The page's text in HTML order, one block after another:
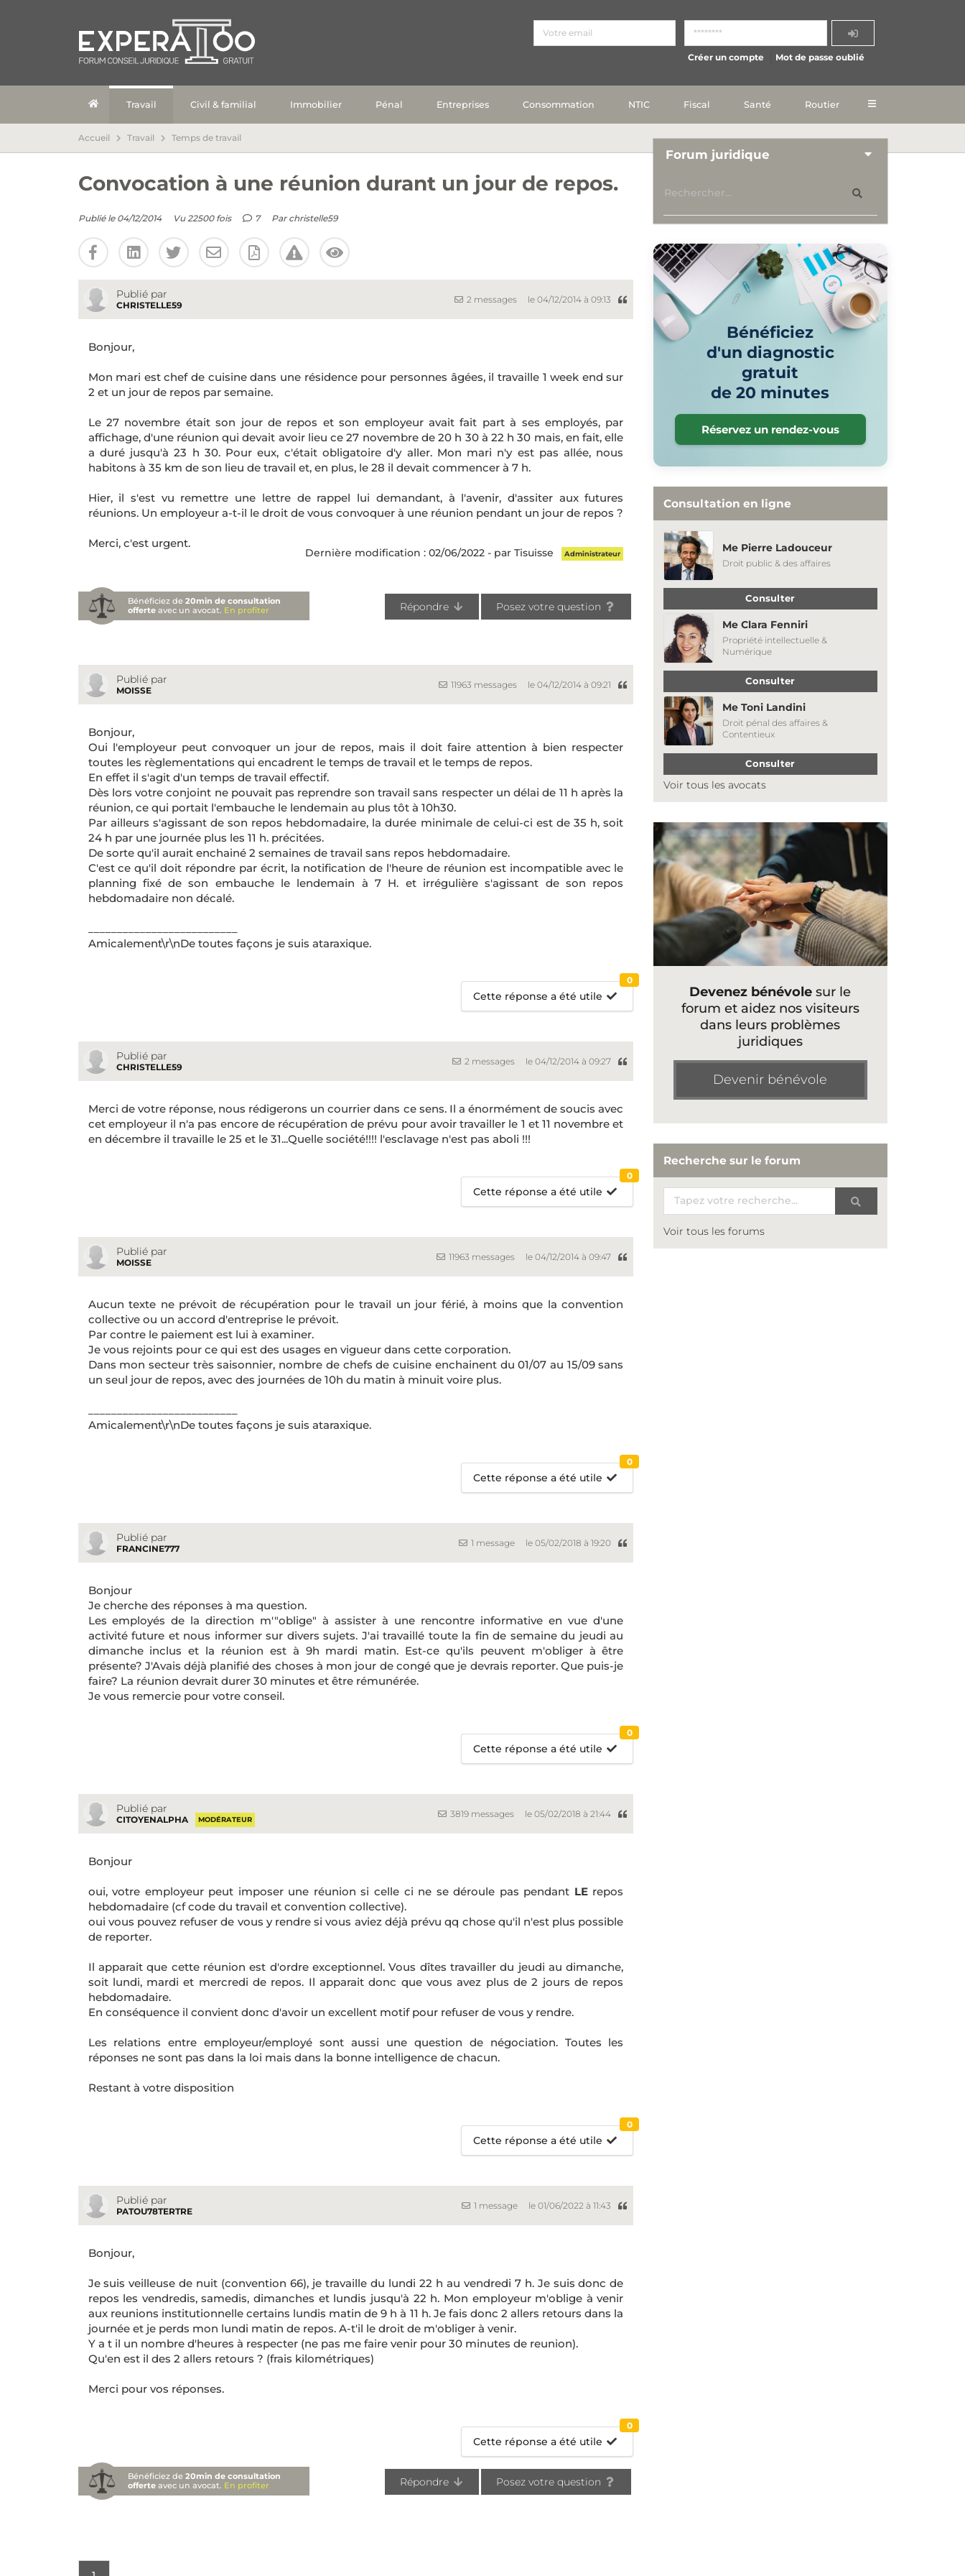
Créer un compte Mot de passe oublié
Travail Civil & familial Immobilier Pénal Entreprises Consommation NTIC Fiscal Santé Routier
Accueil Travail Temps de travail
Convocation à une réunion durant un jour de repos.
Publié le 04/12/2014 Vu 22500 fois 7 Par christelle59
Publié par
CHRISTELLE59
2 messages le 04/12/2014 à 09:13
Bonjour,
Mon mari est chef de cuisine dans une résidence pour personnes âgées, il travaille 1 week end sur
2 et un jour de repos par semaine.
Le 27 novembre était son jour de repos et son employeur avait fait part à ses employés, par
affichage, d'une réunion qui devait avoir lieu ce 27 novembre de 20 h 30 à 22 h 30 mais, en fait, elle
a duré jusqu'à 23 h 30. Pour eux, c'était obligatoire d'y aller. Mon mari n'y est pas allée, nous
habitons à 35 km de son lieu de travail et, en plus, le 28 il devait commencer à 7 h.
Hier, il s'est vu remettre une lettre de rappel lui demandant, à l'avenir, d'assiter aux futures
réunions. Un employeur a-t-il le droit de vous convoquer à une réunion pendant un jour de repos ?
Merci, c'est urgent.
Dernière modification : 02/06/2022 - par Tisuisse Administrateur
Bénéficiez de20min de consultation
offerte avec un avocat. En profiter Répondre Posez votre question
Publié par
MOISSE
11963 messages le 04/12/2014 à 09:21
Bonjour,
Oui l'employeur peut convoquer un jour de repos, mais il doit faire attention à bien respecter
toutes les règlementations qui encadrent le temps de travail et le temps de repos.
En effet il s'agit d'un temps de travail effectif.
Dès lors votre conjoint ne pouvait pas reprendre son travail sans respecter un délai de 11 h après la
réunion, ce qui portait l'embauche le lendemain au plus tôt à 10h30.
Par ailleurs s'agissant de son repos hebdomadaire, la durée minimale de celui-ci est de 35 h, soit
24 h par une journée plus les 11 h. précitées.
De sorte qu'il aurait enchainé 2 semaines de travail sans repos hebdomadaire.
C'est ce qu'il doit répondre par écrit, la notification de l'heure de réunion est incompatible avec le
planning fixé de son embauche le lendemain à 7 H. et irrégulière s'agissant de son repos
hebdomadaire non décalé.
Amicalement\r\nDe toutes façons je suis ataraxique.
Cette réponse a été utile
0
Publié par
CHRISTELLE59
2 messages le 04/12/2014 à 09:27
Merci de votre réponse, nous rédigerons un courrier dans ce sens. Il a énormément de soucis avec
cet employeur il n'a pas encore de récupération de prévu pour avoir travailler le 1 et 11 novembre et
en décembre il travaille le 25 et le 31...Quelle société!!!! l'esclavage n'est pas aboli !!!
Cette réponse a été utile
0
Publié par
MOISSE
11963 messages le 04/12/2014 à 09:47
Aucun texte ne prévoit de récupération pour le travail un jour férié, à moins que la convention
collective ou un accord d'entreprise le prévoit.
Par contre le paiement est lui à examiner.
Je vous rejoints pour ce qui est des usages en vigueur dans cette corporation.
Dans mon secteur très saisonnier, nombre de chefs de cuisine enchainent du 01/07 au 15/09 sans
un seul jour de repos, avec des journées de 10h du matin à minuit voire plus.
Amicalement\r\nDe toutes façons je suis ataraxique.
Cette réponse a été utile
0
Publié par
FRANCINE777
1 message le 05/02/2018 à 19:20
Bonjour
Je cherche des réponses à ma question.
Les employés de la direction m'"oblige" à assister à une rencontre informative en vue d'une
activité future et nous informer sur divers sujets. J'ai travaillé toute la fin de semaine du jeudi au
dimanche inclus et la réunion est à 9h mardi matin. Est-ce qu'ils peuvent m'obliger à être
présente? J'Avais déjà planifié des choses à mon jour de congé que je devrais reporter. Que puis-je
faire? La réunion devrait durer 30 minutes et être rémunérée.
Je vous remercie pour votre conseil.
Cette réponse a été utile
0
Publié par
CITOYENALPHA MODÉRATEUR
3819 messages le 05/02/2018 à 21:44
Bonjour
oui, votre employeur peut imposer une réunion si celle ci ne se déroule pas pendant LErepos
hebdomadaire (cf code du travail et convention collective).
oui vous pouvez refuser de vous y rendre si vous aviez déjà prévu qq chose qu'il n'est plus possible
de reporter.
Il apparait que cette réunion est d'ordre exceptionnel. Vous dîtes travailler du jeudi au dimanche,
soit lundi, mardi et mercredi de repos. Il apparait donc que vous avez plus de 2 jours de repos
hebdomadaire.
En conséquence il convient donc d'avoir un excellent motif pour refuser de vous y rendre.
Les relations entre employeur/employé sont aussi une question de négociation. Toutes les
réponses ne sont pas dans la loi mais dans la bonne intelligence de chacun.
Restant à votre disposition
Cette réponse a été utile
0
Publié par
PATOU78TERTRE
1 message le 01/06/2022 à 11:43
Bonjour,
Je suis veilleuse de nuit (convention 66), je travaille du lundi 22 h au vendredi 7 h. Je suis donc de
repos les vendredis, samedis, dimanches et lundis jusqu'à 22 h. Mon employeur m'oblige à venir
aux reunions institutionnelle certains lundis matin de 9 h à 11 h. Je fais donc 2 allers retours dans la
journée et je perds mon lundi matin de repos. A-t'il le droit de m'obliger à venir.
Y a t il un nombre d'heures à respecter (ne pas me faire venir pour 30 minutes de reunion).
Qu'en est il des 2 allers retours ? (frais kilométriques)
Merci pour vos réponses.
Cette réponse a été utile
0
Bénéficiez de20min de consultation
offerte avec un avocat. En profiter Répondre Posez votre question
Forum juridique
Bénéficiez
d'un diagnostic
gratuit
de 20 minutes
Réservez un rendez-vous
Consultation en ligne
Me Pierre Ladouceur
Droit public & des affaires
Consulter
Me Clara Fenniri
Propriété intellectuelle &
Numérique
Consulter
Me Toni Landini
Droit pénal des affaires &
Contentieux
Consulter
Voir tous les avocats
Devenez bénévole sur le
forum et aidez nos visiteurs
dans leurs problèmes
juridiques
Devenir bénévole
Recherche sur le forum
Voir tous les forums